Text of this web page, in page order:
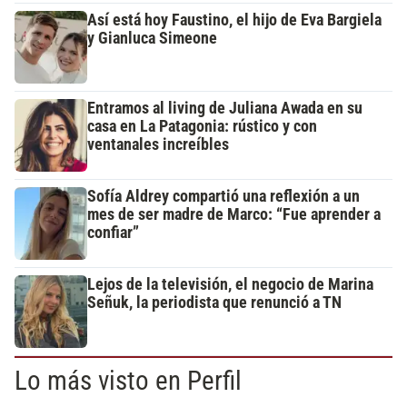
Así está hoy Faustino, el hijo de Eva Bargiela
y Gianluca Simeone
Entramos al living de Juliana Awada en su
casa en La Patagonia: rústico y con
ventanales increíbles
Sofía Aldrey compartió una reflexión a un
mes de ser madre de Marco: “Fue aprender a
confiar”
Lejos de la televisión, el negocio de Marina
Señuk, la periodista que renunció a TN
Lo más visto en Perfil